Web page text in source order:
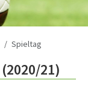
Spieltag
(2020/21)